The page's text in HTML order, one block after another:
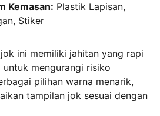
Kemasan: Plastik Lapisan,
Stiker
ini memiliki jahitan yang rapi
mengurangi risiko
pilihan warna menarik,
tampilan jok sesuai dengan